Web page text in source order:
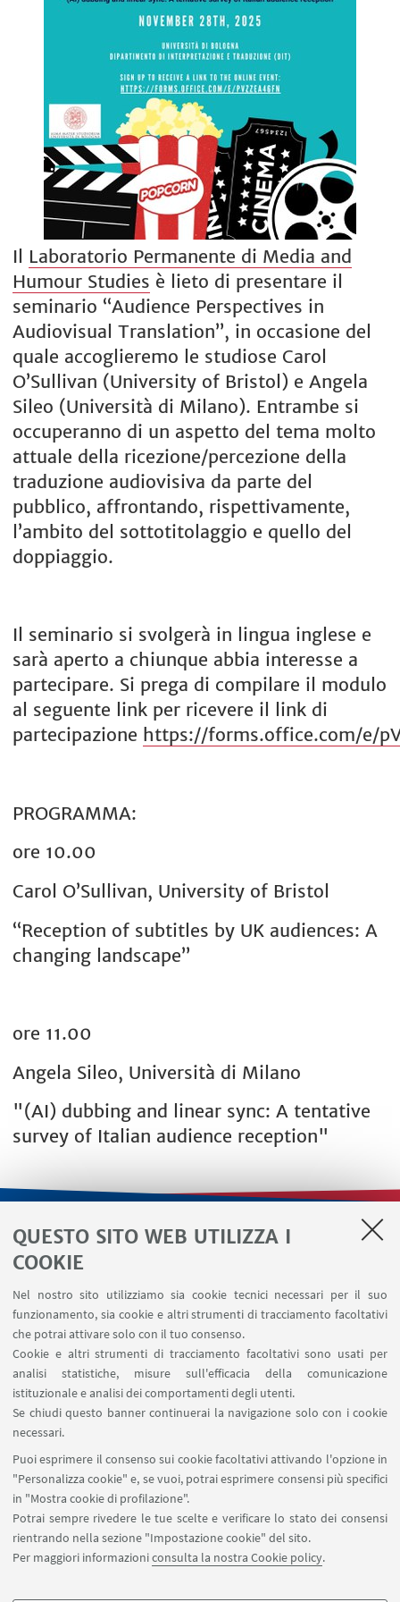
QUESTO SITO WEB UTILIZZA I
COOKIE
Nel nostro sito utilizziamo sia cookie tecnici necessari per il suo
funzionamento, sia cookie e altri strumenti di tracciamento facoltativi
che potrai attivare solo con il tuo consenso.
Cookie e altri strumenti di tracciamento facoltativi sono usati per
analisi statistiche, misure sull'efficacia della comunicazione
istituzionale e analisi dei comportamenti degli utenti.
Se chiudi questo banner continuerai la navigazione solo con i cookie
necessari.
Puoi esprimere il consenso sui cookie facoltativi attivando l'opzione in
"Personalizza cookie" e, se vuoi, potrai esprimere consensi più specifici
in "Mostra cookie di profilazione".
Potrai sempre rivedere le tue scelte e verificare lo stato dei consensi
rientrando nella sezione "Impostazione cookie" del sito.
Per maggiori informazioniconsulta la nostra Cookie policy.
Il Laboratorio Permanente di Media and
Humour Studies è lieto di presentare il
seminario “Audience Perspectives in
Audiovisual Translation”, in occasione del
quale accoglieremo le studiose Carol
O’Sullivan (University of Bristol) e Angela
Sileo (Università di Milano). Entrambe si
occuperanno di un aspetto del tema molto
attuale della ricezione/percezione della
traduzione audiovisiva da parte del
pubblico, affrontando, rispettivamente,
l’ambito del sottotitolaggio e quello del
doppiaggio.
Il seminario si svolgerà in lingua inglese e
sarà aperto a chiunque abbia interesse a
partecipare. Si prega di compilare il modulo
al seguente link per ricevere il link di
partecipazione https://forms.office.com/e/
PROGRAMMA:
ore 10.00
Carol O’Sullivan, University of Bristol
“Reception of subtitles by UK audiences: A
changing landscape”
ore 11.00
Angela Sileo, Università di Milano
"(AI) dubbing and linear sync: A tentative
survey of Italian audience reception"
LINK UTILI
Area riservata
Area DIT
SEGUI IL DIPARTIMENTO SU:
SEGUI UNIBO SU:
APP: